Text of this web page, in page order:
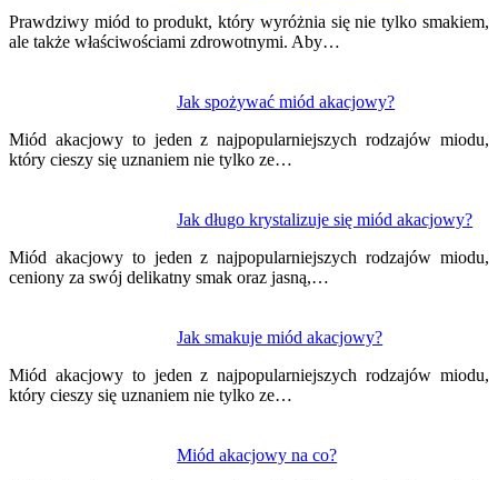
Prawdziwy miód to produkt, który wyróżnia się nie tylko smakiem,
ale także właściwościami zdrowotnymi. Aby…
Jak spożywać miód akacjowy?
Miód akacjowy to jeden z najpopularniejszych rodzajów miodu,
który cieszy się uznaniem nie tylko ze…
Jak długo krystalizuje się miód akacjowy?
Miód akacjowy to jeden z najpopularniejszych rodzajów miodu,
ceniony za swój delikatny smak oraz jasną,…
Jak smakuje miód akacjowy?
Miód akacjowy to jeden z najpopularniejszych rodzajów miodu,
który cieszy się uznaniem nie tylko ze…
Miód akacjowy na co?
wpisu